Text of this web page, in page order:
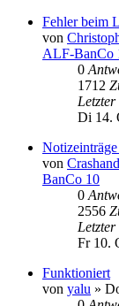
Fehler beim
von
ALF-BanCo
0
1712
Di 14.
von
BanCo 10
0
2556
Fr 10.
Funktioniert
von yalu »